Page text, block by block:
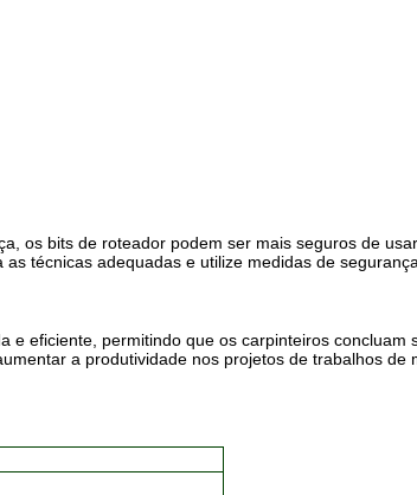
os bits de roteador podem ser mais seguros de
técnicas adequadas e utilize medidas de
eficiente, permitindo que os carpinteiros concluam
a produtividade nos projetos de trabalhos de